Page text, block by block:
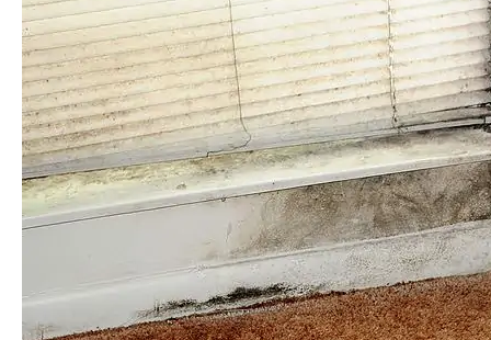
muffa:
il
sistema
Bioisolare
C2